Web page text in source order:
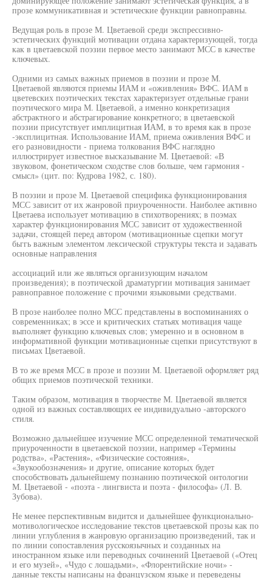
прозе коммуникативная и эстетические функции равноправны.
Ведущая роль в прозе М. Цветаевой среди экспрессивно-
эстетических функций мотивации отдана характеризующей, тогда
как в цветаевской поэзии первое место занимают МСС в качестве
ключевых.
Одними из самых важных приемов в поэзии и прозе М.
Цветаевой являются приемы ИАМ и «оживления» ВФС. ИАМ в
цветевских поэтических текстах характеризует отдельные грани
поэтического мира М. Цветаевой, а именно конкретизация
абстрактного и абстрагирование конкретного; в цветаевской
поэзии присутствует имплицитная ИАМ, в то время как в прозе
-эксплицитная. Использование ИАМ, приема оживления ВФС и
его разновидности - приема толкования ВФС наглядно
иллюстрирует известное высказывание М. Цветаевой: «В
звуковом, фонетическом сходстве слов больше, чем гармония -
смысл» (цит. по: Кудрова 1982, с. 180).
В поэзии и прозе М. Цветаевой специфика функционирования
МСС зависит от их жанровой приуроченности. Наиболее активно
Цветаева использует мотивацию в стихотворениях; в поэмах
характер функционирования МСС зависит от художественной
задачи, стоящей перед автором (мотивационные сцепки могут
бьггь важным элементом лексической структуры текста и задавать
основные направления
ассоциаций или же являться организующим началом
произведения); в поэтической драматургии мотивация занимает
равноправное положение с прочими языковыми средствами.
В прозе наиболее полно МСС представлены в воспоминаниях о
современниках; в эссе и критических статьях мотивация чаще
выполняет функцию ключевых слов; умеренно и в основном в
информативной функции мотивационные сцепки присутствуют в
письмах Цветаевой.
В то же время МСС в прозе и поэзии М. Цветаевой оформляет ряд
общих приемов поэтической техники.
Таким образом, мотивация в творчестве М. Цветаевой является
одной из важных составляющих ее индивидуально -авторского
стиля.
Возможно дальнейшее изучение МСС определенной тематической
приуроченности в цветаевской поэзии, например «Термины
родства», «Растения», «Физические состояния»,
«Звукообозначения» и другие, описание которых будет
способствовать дальнейшему познанию поэтической онтологии
М. Цветаевой - «поэта - лингвиста и поэта - философа» (Л. В.
Зубова).
Не менее перспективным видится и дальнейшее функционально-
мотивологическое исследование текстов цветаевской прозы как по
линии углубления в жанровую организацию произведений, так и
по линии сопоставления русскоязычных и созданных на
иностранном языке или переводных сочинений Цветаевой («Отец
и его музей», «Чудо с лошадьми», «Флорентийские ночи» -
данные тексты написаны на французском языке и переведены